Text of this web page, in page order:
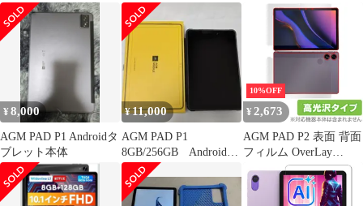
チ）用 ガラスフィルム
For AGM PAD T1 用 フ
ィルム For AGM PAD
T1 液晶保護フィルム
防水 耐油 指紋防止 9H
硬度 超薄 画面保護 For
AGM PAD T1（11イン
チ
【JYJIEJIE】角度調整
高級PU スクラッチ対策
レザー 耐汚れ 耐久性
擦り傷防止 スタンド機
能付き 磁気吸着 手触り
が良い 全面保護型
AGM PAD P2 タブレッ
ト カバー (ブラック)
for AGM タブレット 表
面・背面セット アンチ
グレア 反射防止 非光沢
指紋防止
¥8,000
AGM PAD P1 Androidタ
ブレット本体
¥11,000
AGM PAD P1
8GB/256GB Android
防水タブレット
10%OFF
¥ 2,673
AGM PAD P2 表面 背面
フィルム OverLay
Brilliant for AGM タブ
レット 表面・背面セッ
ト 指紋がつきにくい 指